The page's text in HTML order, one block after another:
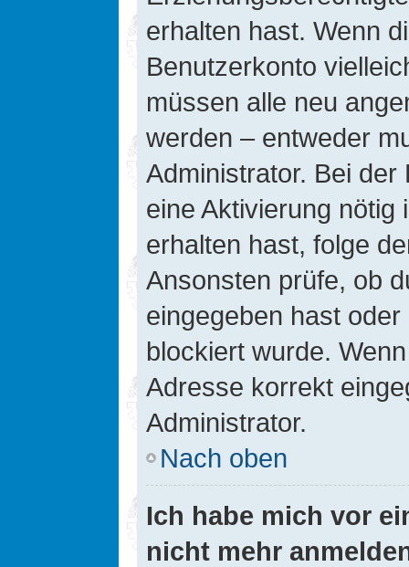
erhalten hast. Wenn
Benutzerkonto
müssen alle neu
werden – entweder
Administrator. Bei
eine Aktivierung nötig
erhalten hast, folge
Ansonsten prüfe, ob
eingegeben hast
blockiert wurde.
Adresse korrekt
Administrator.
Nach oben
Ich habe mich vor
nicht mehr